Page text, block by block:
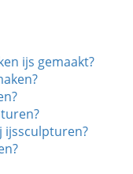
ijs gemaakt?
ijssculpturen?